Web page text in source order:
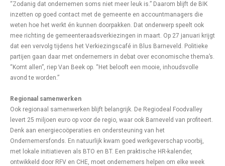
“Zodanig dat ondernemen soms niet meer leuk is.” Daarom blijft de BIK
inzetten op goed contact met de gemeente en accountmanagers die
weten hoe het werkt én kunnen doorpakken. Dat onderwerp speelt ook
mee richting de gemeenteraadsverkiezingen in maart. Op 27 januari krijgt
dat een vervolg tijdens het Verkiezingscafé in Blus Barneveld. Politieke
partijen gaan daar met ondernemers in debat over economische thema’s.
“Komt allen”, riep Van Beek op. “Het belooft een mooie, inhoudsvolle
avond te worden.”
Regionaal samenwerken
Ook regionaal samenwerken blijft belangrijk. De Regiodeal Foodvalley
levert 25 miljoen euro op voor de regio, waar ook Barneveld van profiteert.
Denk aan energiecoöperaties en ondersteuning van het
Ondernemersfonds. En natuurlijk kwam goed werkgeverschap voorbij,
met lokale initiatieven als BTO en BT. Een praktische HR-kalender,
ontwikkeld door RFV en CHE, moet ondernemers helpen om elke week